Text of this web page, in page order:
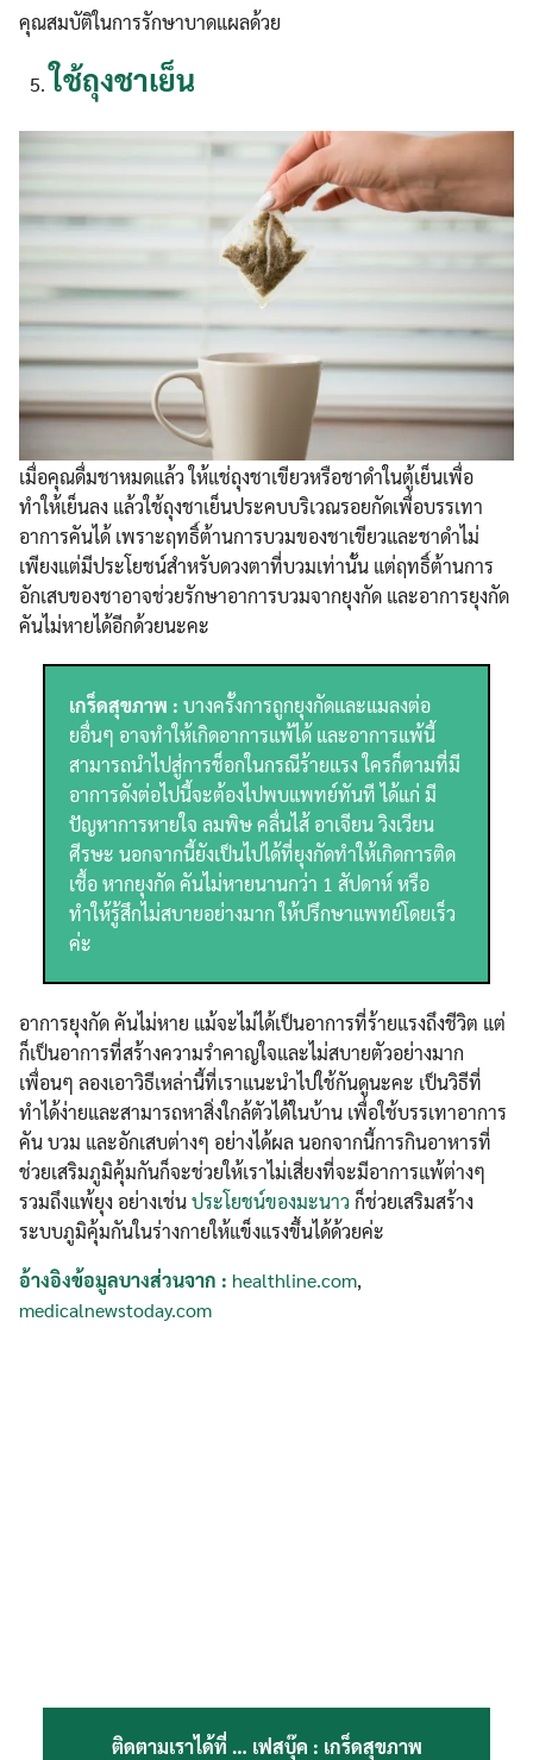
Search
คุณสมบัติในการรักษาบาดแผลด้วย
ใช้ถุงชาเย็น
เมื่อคุณดื่มชาหมดแล้ว ให้แช่ถุงชาเขียวหรือชาดำในตู้เย็นเพื่อ
ทำให้เย็นลง แล้วใช้ถุงชาเย็นประคบบริเวณรอยกัดเพื่อบรรเทา
อาการคันได้ เพราะฤทธิ์ต้านการบวมของชาเขียวและชาดำไม่
เพียงแต่มีประโยชน์สำหรับดวงตาที่บวมเท่านั้น แต่ฤทธิ์ต้านการ
อักเสบของชาอาจช่วยรักษาอาการบวมจากยุงกัด และอาการยุงกัด
คันไม่หายได้อีกด้วยนะคะ
เกร็ดสุขภาพ : บางครั้งการถูกยุงกัดและแมลงต่อ
ยอื่นๆ อาจทำให้เกิดอาการแพ้ได้ และอาการแพ้นี้
สามารถนำไปสู่การช็อกในกรณีร้ายแรง ใครก็ตามที่มี
อาการดังต่อไปนี้จะต้องไปพบแพทย์ทันที ได้แก่ มี
ปัญหาการหายใจ ลมพิษ คลื่นไส้ อาเจียน วิงเวียน
ศีรษะ นอกจากนี้ยังเป็นไปได้ที่ยุงกัดทำให้เกิดการติด
เชื้อ หากยุงกัด คันไม่หายนานกว่า 1 สัปดาห์ หรือ
ทำให้รู้สึกไม่สบายอย่างมาก ให้ปรึกษาแพทย์โดยเร็ว
ค่ะ
อาการยุงกัด คันไม่หาย แม้จะไม่ได้เป็นอาการที่ร้ายแรงถึงชีวิต แต่
ก็เป็นอาการที่สร้างความรำคาญใจและไม่สบายตัวอย่างมาก
เพื่อนๆ ลองเอาวิธีเหล่านี้ที่เราแนะนำไปใช้กันดูนะคะ เป็นวิธีที่
ทำได้ง่ายและสามารถหาสิ่งใกล้ตัวได้ในบ้าน เพื่อใช้บรรเทาอาการ
คัน บวม และอักเสบต่างๆ อย่างได้ผล นอกจากนี้การกินอาหารที่
ช่วยเสริมภูมิคุ้มกันก็จะช่วยให้เราไม่เสี่ยงที่จะมีอาการแพ้ต่างๆ
รวมถึงแพ้ยุง อย่างเช่นประโยชน์ของมะนาว ก็ช่วยเสริมสร้าง
ระบบภูมิคุ้มกันในร่างกายให้แข็งแรงขึ้นได้ด้วยค่ะ
อ้างอิงข้อมูลบางส่วนจาก : healthline.com,
medicalnewstoday.com
ติดตามเราได้ที่ … เฟสบุ๊ค : เกร็ดสุขภาพ